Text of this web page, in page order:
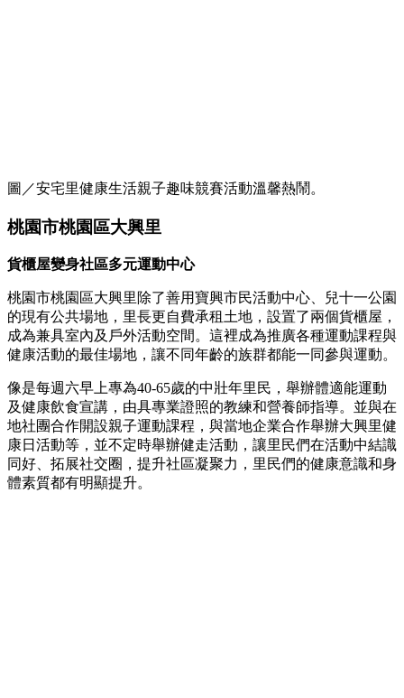
圖／安宅里健康生活親子趣味競賽活動溫馨熱鬧。
桃園市桃園區大興里
貨櫃屋變身社區多元運動中心
桃園市桃園區大興里除了善用寶興市民活動中心、兒十一公園
的現有公共場地，里長更自費承租土地，設置了兩個貨櫃屋，
成為兼具室內及戶外活動空間。這裡成為推廣各種運動課程與
健康活動的最佳場地，讓不同年齡的族群都能一同參與運動。
像是每週六早上專為40-65歲的中壯年里民，舉辦體適能運動
及健康飲食宣講，由具專業證照的教練和營養師指導。並與在
地社團合作開設親子運動課程，與當地企業合作舉辦大興里健
康日活動等，並不定時舉辦健走活動，讓里民們在活動中結識
同好、拓展社交圈，提升社區凝聚力，里民們的健康意識和身
體素質都有明顯提升。